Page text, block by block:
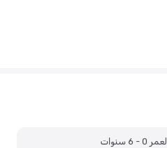
لعمر 0 - 6 سنوات